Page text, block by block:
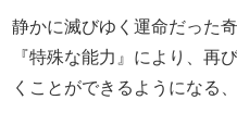
静かに滅びゆく運命だった
『特殊な能力』により、再
くことができるようになる